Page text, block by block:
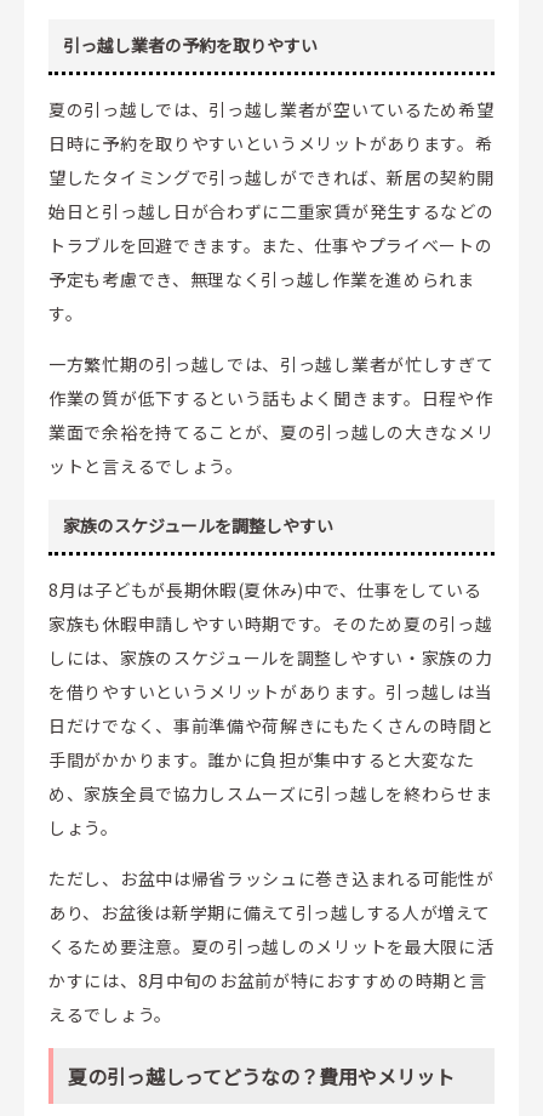
引っ越し業者の予約を取りやすい
夏の引っ越しでは、引っ越し業者が空いているため希望
日時に予約を取りやすいというメリットがあります。希
望したタイミングで引っ越しができれば、新居の契約開
始日と引っ越し日が合わずに二重家賃が発生するなどの
トラブルを回避できます。また、仕事やプライベートの
予定も考慮でき、無理なく引っ越し作業を進められま
す。
一方繁忙期の引っ越しでは、引っ越し業者が忙しすぎて
作業の質が低下するという話もよく聞きます。日程や作
業面で余裕を持てることが、夏の引っ越しの大きなメリ
ットと言えるでしょう。
家族のスケジュールを調整しやすい
8月は子どもが長期休暇(夏休み)中で、仕事をしている
家族も休暇申請しやすい時期です。そのため夏の引っ越
しには、家族のスケジュールを調整しやすい・家族の力
を借りやすいというメリットがあります。引っ越しは当
日だけでなく、事前準備や荷解きにもたくさんの時間と
手間がかかります。誰かに負担が集中すると大変なた
め、家族全員で協力しスムーズに引っ越しを終わらせま
しょう。
ただし、お盆中は帰省ラッシュに巻き込まれる可能性が
あり、お盆後は新学期に備えて引っ越しする人が増えて
くるため要注意。夏の引っ越しのメリットを最大限に活
かすには、8月中旬のお盆前が特におすすめの時期と言
えるでしょう。
夏の引っ越しってどうなの？費用やメリット